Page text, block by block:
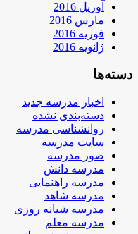
آوریل 2016
مارس 2016
فوریه 2016
ژانویه 2016
دسته‌ها
اخبار مدرسه جدید
دسته‌بندی نشده
روانشناسی مدرسه
سایت مدرسه
صور مدرسه
مدرسه دانش
مدرسه راهنمایی
مدرسه شاهد
مدرسه شبانه روزی
مدرسه معلم